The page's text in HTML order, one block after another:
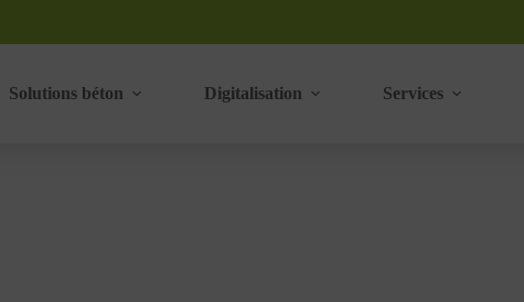
Solutions béton Digitalisation Services